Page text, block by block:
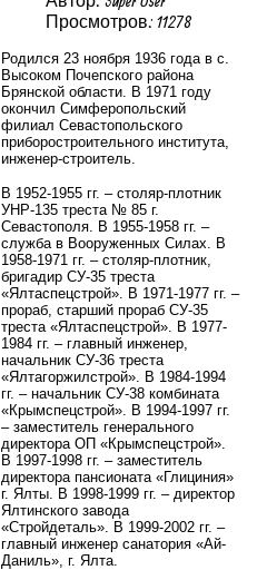
Просмотров: 11278
Родился 23 ноября 1936 года в с.
Высоком Почепского района
Брянской области. В 1971 году
окончил Симферопольский
филиал Севастопольского
приборостроительного института,
инженер-строитель.
В 1952-1955 гг. – столяр-плотник
УНР-135 треста № 85 г.
Севастополя. В 1955-1958 гг. –
служба в Вооруженных Силах. В
1958-1971 гг. – столяр-плотник,
бригадир СУ-35 треста
«Ялтаспецстрой». В 1971-1977 гг. –
прораб, старший прораб СУ-35
треста «Ялтаспецстрой». В 1977-
1984 гг. – главный инженер,
начальник СУ-36 треста
«Ялтагоржилстрой». В 1984-1994
гг. – начальник СУ-38 комбината
«Крымспецстрой». В 1994-1997 гг.
– заместитель генерального
директора ОП «Крымспецстрой».
В 1997-1998 гг. – заместитель
директора пансионата «Глициния»
г. Ялты. В 1998-1999 гг. – директор
Ялтинского завода
«Стройдеталь». В 1999-2002 гг. –
главный инженер санатория «Ай-
Даниль», г. Ялта.